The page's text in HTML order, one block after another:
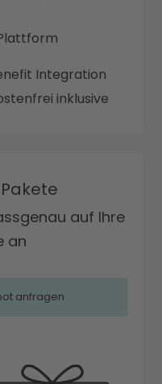
Integration
inklusive
auf Ihre
an
anfragen